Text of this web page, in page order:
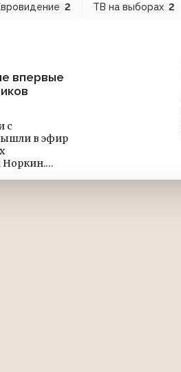
2 ТВ на выборах 2
впервые
с
в эфир
Норкин.